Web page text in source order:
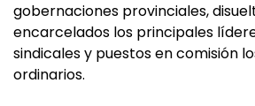
gobernaciones provinciales,
encarcelados los principales
sindicales y puestos en comisión
ordinarios.